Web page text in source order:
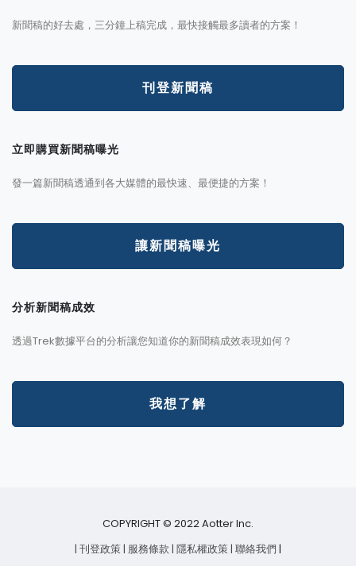
新聞稿的好去處，三分鐘上稿完成，最快接觸最多讀者的方案！
刊登新聞稿
立即購買新聞稿曝光
發一篇新聞稿透通到各大媒體的最快速、最便捷的方案！
讓新聞稿曝光
分析新聞稿成效
透過Trek數據平台的分析讓您知道你的新聞稿成效表現如何？
我想了解
COPYRIGHT © 2022 Aotter Inc.
| 刊登政策| 服務條款 | 隱私權政策| 聯絡我們 |